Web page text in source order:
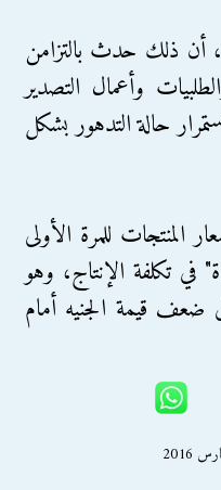
أن ذلك حدث بالتزامن
وأعمال التصدير
حالة التدهور بشكل
المنتجات للمرة الأولى
في تكلفة الإنتاج، وهو
ضعف قيمة الجنيه أمام